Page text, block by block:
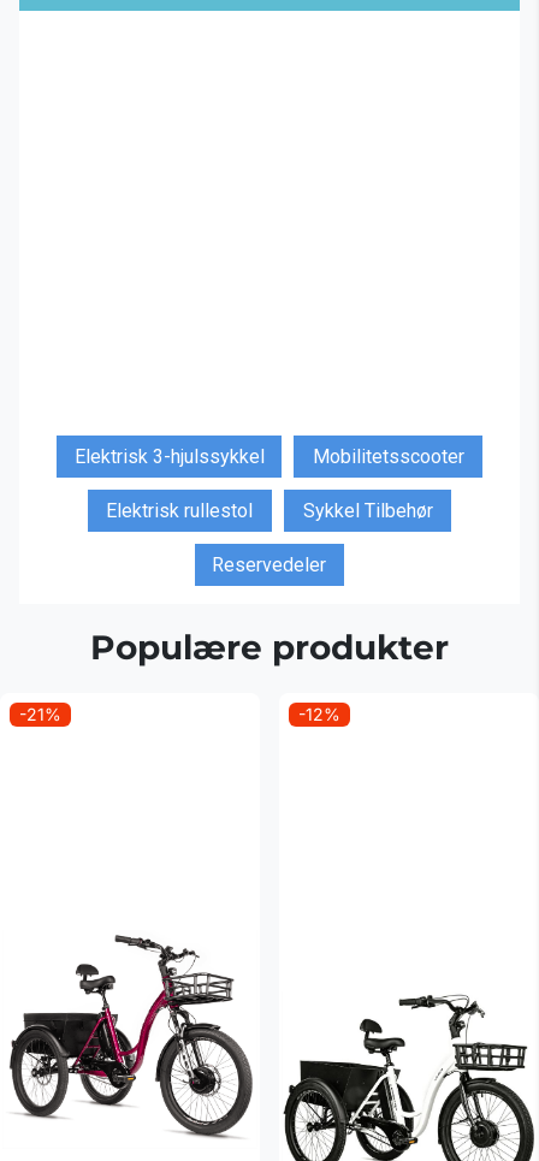
Elektrisk 3-hjulssykkel Mobilitetsscooter
Elektrisk rullestol Sykkel Tilbehør
Reservedeler
Populære produkter
-21% -12%